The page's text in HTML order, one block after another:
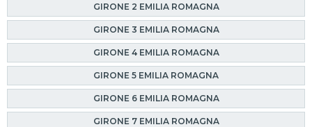
GIRONE 2 EMILIA ROMAGNA
GIRONE 3 EMILIA ROMAGNA
GIRONE 4 EMILIA ROMAGNA
GIRONE 5 EMILIA ROMAGNA
GIRONE 6 EMILIA ROMAGNA
GIRONE 7 EMILIA ROMAGNA